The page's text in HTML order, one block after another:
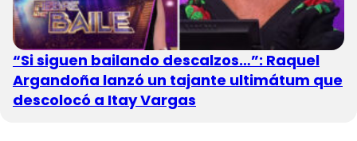
“Si siguen bailando descalzos…”: Raquel
Argandoña lanzó un tajante ultimátum que
descolocó a Itay Vargas